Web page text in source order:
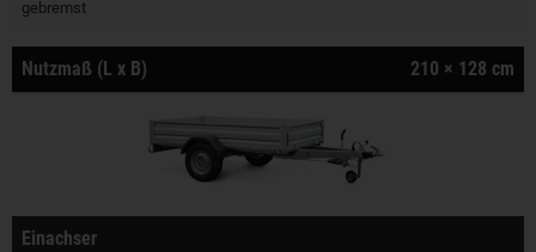
gebremst
Nutzmaß (L x B) 210 × 128 cm
Einachser